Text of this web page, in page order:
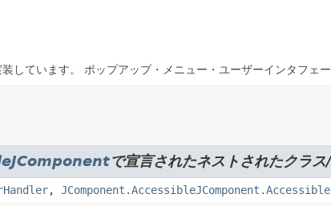
しています。 ポップアップ・メニュー・ユーザーインタフェ
で宣言されたネストされたクラ
,